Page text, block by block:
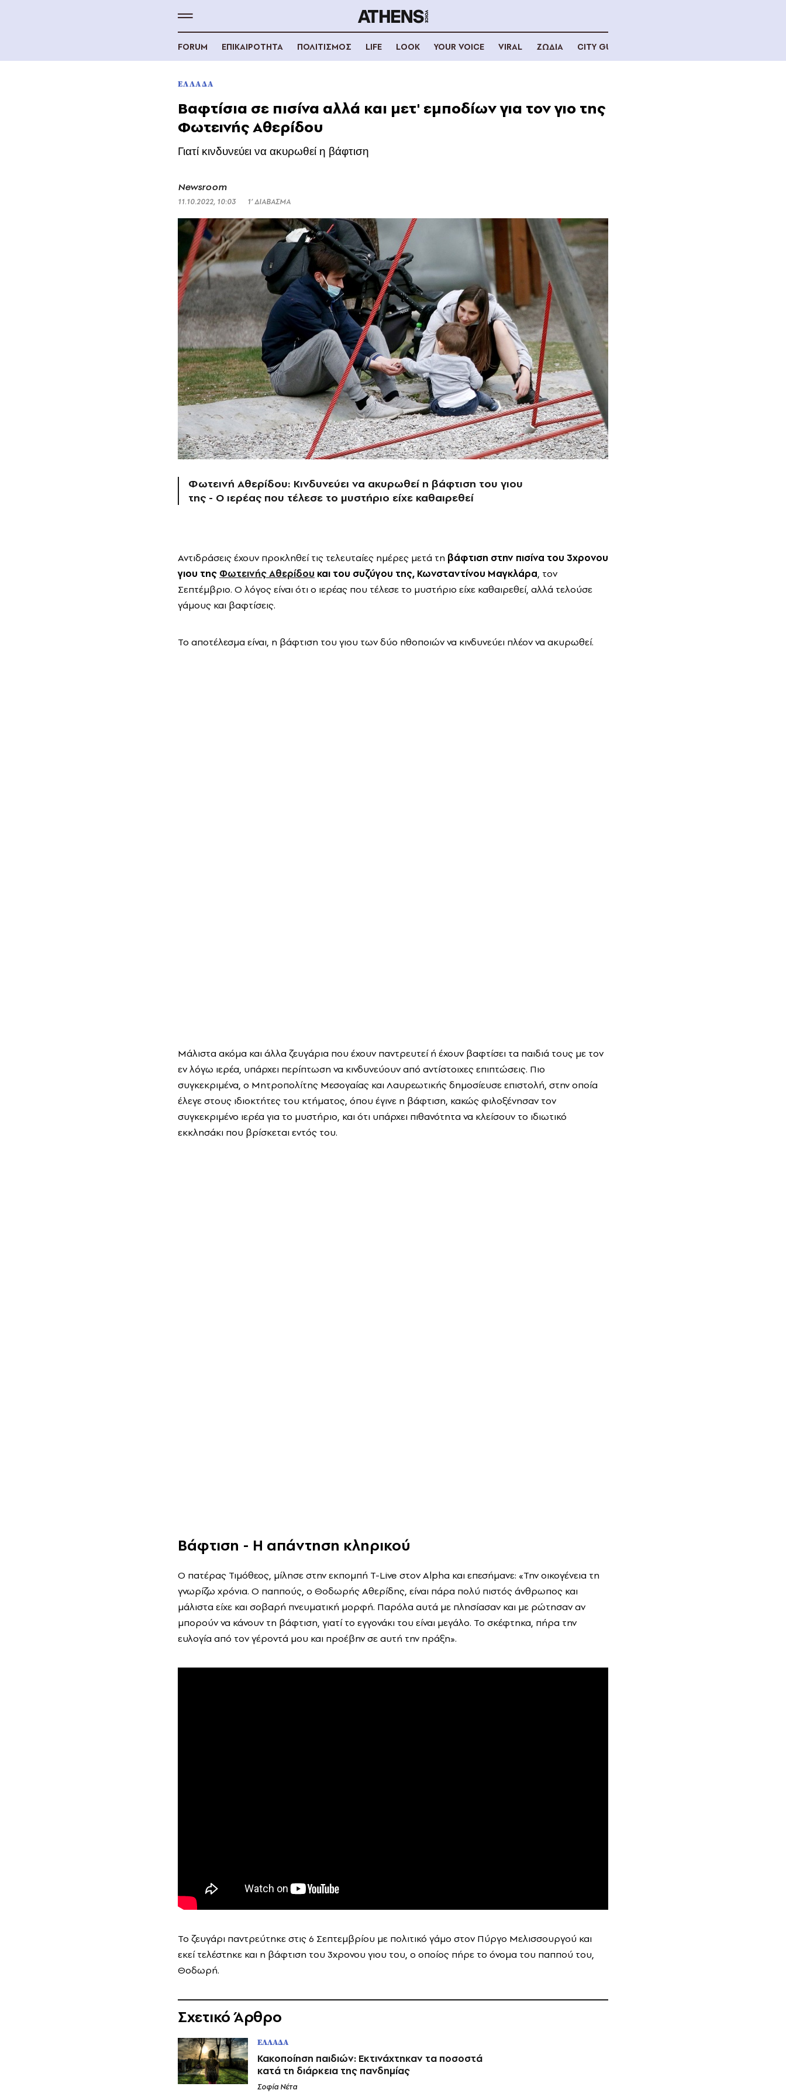
FORUM ΕΠΙΚΑΙΡΟΤΗΤΑ ΠΟΛΙΤΙΣΜΟΣ LIFE LOOK YOUR VOICE VIRAL ΖΩΔΙΑ CITY GUIDE
ΕΛΛΑΔΑ
Βαφτίσια σε πισίνα αλλά και μετ' εμποδίων για τον γιο της
Φωτεινής Αθερίδου
Γιατί κινδυνεύει να ακυρωθεί η βάφτιση
Newsroom
11.10.2022, 10:03 1’ ΔΙΑΒΑΣΜΑ
Φωτεινή Αθερίδου: Κινδυνεύει να ακυρωθεί η βάφτιση του γιου
της - Ο ιερέας που τέλεσε το μυστήριο είχε καθαιρεθεί
Αντιδράσεις έχουν προκληθεί τις τελευταίες ημέρες μετά τη βάφτιση στην πισίνα του 3χρονου
γιου της Φωτεινής Αθερίδου και του συζύγου της, Κωνσταντίνου Μαγκλάρα, τον
Σεπτέμβριο. Ο λόγος είναι ότι ο ιερέας που τέλεσε το μυστήριο είχε καθαιρεθεί, αλλά τελούσε
γάμους και βαφτίσεις.
Το αποτέλεσμα είναι, η βάφτιση του γιου των δύο ηθοποιών να κινδυνεύει πλέον να ακυρωθεί.
Μάλιστα ακόμα και άλλα ζευγάρια που έχουν παντρευτεί ή έχουν βαφτίσει τα παιδιά τους με τον
εν λόγω ιερέα, υπάρχει περίπτωση να κινδυνεύουν από αντίστοιχες επιπτώσεις. Πιο
συγκεκριμένα, ο Μητροπολίτης Μεσογαίας και Λαυρεωτικής δημοσίευσε επιστολή, στην οποία
έλεγε στους ιδιοκτήτες του κτήματος, όπου έγινε η βάφτιση, κακώς φιλοξένησαν τον
συγκεκριμένο ιερέα για το μυστήριο, και ότι υπάρχει πιθανότητα να κλείσουν το ιδιωτικό
εκκλησάκι που βρίσκεται εντός του.
Βάφτιση - Η απάντηση κληρικού
Ο πατέρας Τιμόθεος, μίλησε στην εκπομπή T-Live στον Alpha και επεσήμανε: «Την οικογένεια τη
γνωρίζω χρόνια. Ο παππούς, ο Θοδωρής Αθερίδης, είναι πάρα πολύ πιστός άνθρωπος και
μάλιστα είχε και σοβαρή πνευματική μορφή. Παρόλα αυτά με πλησίασαν και με ρώτησαν αν
μπορούν να κάνουν τη βάφτιση, γιατί το εγγονάκι του είναι μεγάλο. Το σκέφτηκα, πήρα την
ευλογία από τον γέροντά μου και προέβην σε αυτή την πράξη».
Το ζευγάρι παντρεύτηκε στις 6 Σεπτεμβρίου με πολιτικό γάμο στον Πύργο Μελισσουργού και
εκεί τελέστηκε και η βάφτιση του 3χρονου γιου του, ο οποίος πήρε το όνομα του παππού του,
Θοδωρή.
Σχετικό Άρθρο
ΕΛΛΑΔΑ
Κακοποίηση παιδιών: Εκτινάχτηκαν τα ποσοστά
κατά τη διάρκεια της πανδημίας
Σοφία Νέτα